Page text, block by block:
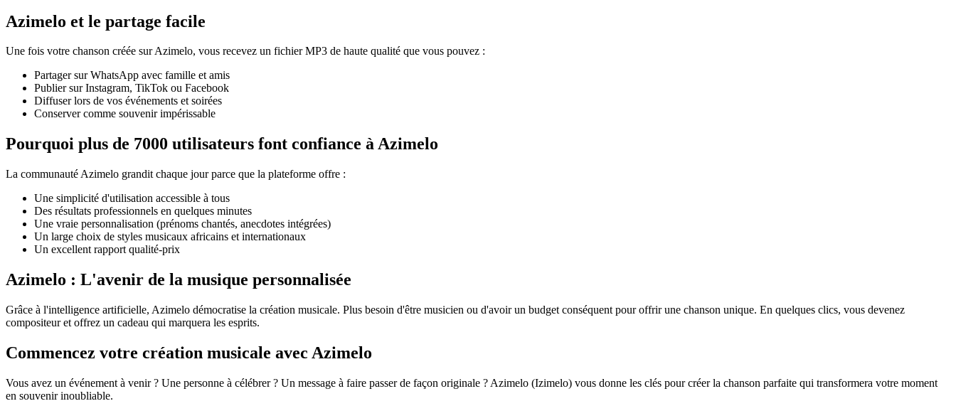
Azimelo et le partage facile
Une fois votre chanson créée sur Azimelo, vous recevez un fichier MP3 de haute qualité que vous pouvez :
Partager sur WhatsApp avec famille et amis
Publier sur Instagram, TikTok ou Facebook
Diffuser lors de vos événements et soirées
Conserver comme souvenir impérissable
Pourquoi plus de 7000 utilisateurs font confiance à Azimelo
La communauté Azimelo grandit chaque jour parce que la plateforme offre :
Une simplicité d'utilisation accessible à tous
Des résultats professionnels en quelques minutes
Une vraie personnalisation (prénoms chantés, anecdotes intégrées)
Un large choix de styles musicaux africains et internationaux
Un excellent rapport qualité-prix
Azimelo : L'avenir de la musique personnalisée
Grâce à l'intelligence artificielle, Azimelo démocratise la création musicale. Plus besoin d'être musicien ou d'avoir un budget conséquent pour offrir une chanson unique. En quelques clics, vous devenez
compositeur et offrez un cadeau qui marquera les esprits.
Commencez votre création musicale avec Azimelo
Vous avez un événement à venir ? Une personne à célébrer ? Un message à faire passer de façon originale ? Azimelo (Izimelo) vous donne les clés pour créer la chanson parfaite qui transformera votre moment
en souvenir inoubliable.